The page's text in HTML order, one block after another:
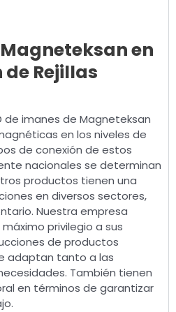
en
Rejillas
de imanes de Magneteksan
en los niveles de
de conexión de estos
nacionales se determinan
productos tienen una
en diversos sectores,
Nuestra empresa
privilegio a sus
de productos
adaptan tanto a las
También tienen
en términos de garantizar